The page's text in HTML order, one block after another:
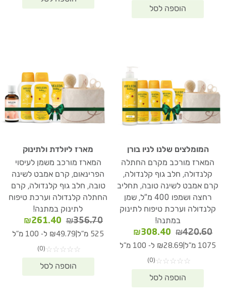
המומלצים שלנו לניו בורן
המארז מורכב מקרם החתלה
קלנדולה, חלב גוף קלנדולה,
קרם אמבט לשינה טובה, תחליב
רחצה ושמפו 400 מ"ל, שמן
קלנדולה וערכת טיפוח לתינוק
במתנה!
₪420.60
המחיר
המקורי
₪420.60.
₪308.40
המחיר
הנוכחי
1075 מ"ל ₪28.69 ל- 100 מ"ל
☆
☆
☆
☆
☆
(0)
מארז ליולדת ולתינוק
המארז מורכב משמן לעיסוי
הפרינאום, קרם אמבט לשינה
טובה, חלב גוף קלנדולה, קרם
החתלה קלנדולה וערכת טיפוח
לתינוק במתנה!
₪356.70
המחיר
המקורי
₪356.70.
₪261.40
הנוכחי
525 מ"ל ₪49.79 ל- 100 מ"ל
☆
☆
☆
☆
☆
(0)